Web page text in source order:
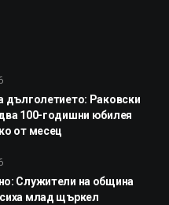
дълголетието: Раковски
100-годишни юбилея
от месец
Служители на община
млад щъркел